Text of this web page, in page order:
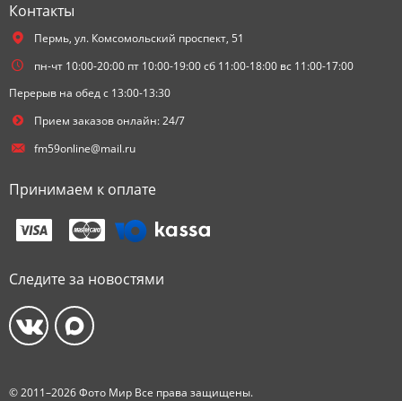
Контакты
Пермь, ул. Комсомольский проспект, 51
пн-чт 10:00-20:00 пт 10:00-19:00 сб 11:00-18:00 вс 11:00-17:00
Перерыв на обед с 13:00-13:30
Прием заказов онлайн: 24/7
fm59online@mail.ru
Принимаем к оплате
Следите за новостями
© 2011–2026 Фото Мир Все права защищены.